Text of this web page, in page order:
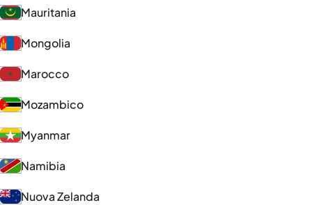
Mauritania
Mongolia
Marocco
Mozambico
Myanmar
Namibia
Nuova Zelanda